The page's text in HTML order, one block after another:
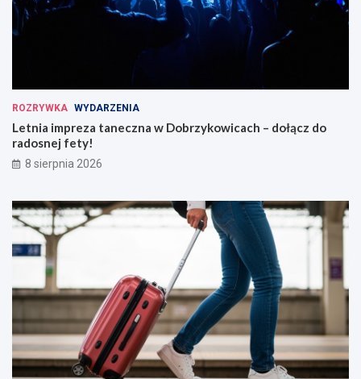
ROZRYWKA WYDARZENIA
Letnia impreza taneczna w Dobrzykowicach – dołącz do
radosnej fety!
8 sierpnia 2026